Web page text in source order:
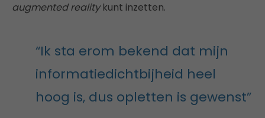
augmented realitykunt inzetten.
“Ik sta erom bekend dat mijn
informatiedichtbijheid heel
hoog is, dus opletten is gewenst”